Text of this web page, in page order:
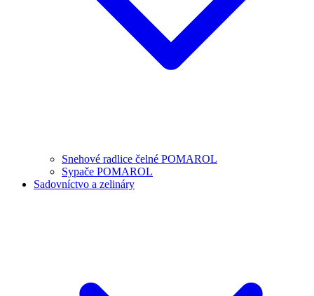
Snehové radlice čelné POMAROL
Sypače POMAROL
Sadovníctvo a zelináry